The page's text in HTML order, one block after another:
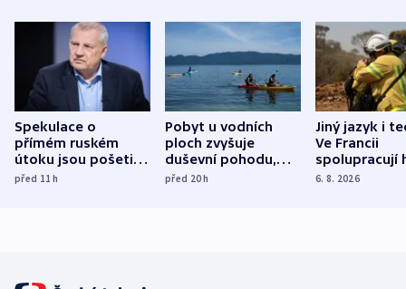
Spekulace o
přímém ruském
útoku jsou pošetilé,
míní estonský
před 11h
Pobyt u vodních
ploch zvyšuje
duševní pohodu,
ukázala
před 20h
Jiný jazyk i
Ve Francii
spolupracují
různých zemí
6. 8. 2026